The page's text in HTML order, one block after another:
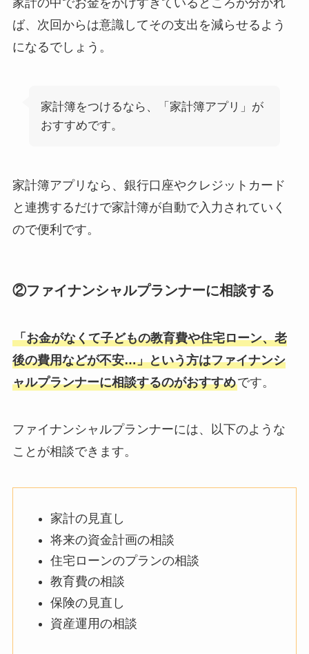
ば、次回からは意識してその支出を減らせるよう
になるでしょう。
家計簿をつけるなら、「家計簿アプリ」が
おすすめです。
家計簿アプリなら、銀行口座やクレジットカード
と連携するだけで家計簿が自動で入力されていく
ので便利です。
②ファイナンシャルプランナーに相談する
「お金がなくて子どもの教育費や住宅ローン、老
後の費用などが不安…」という方はファイナンシ
ャルプランナーに相談するのがおすすめです。
ファイナンシャルプランナーには、以下のような
ことが相談できます。
家計の見直し
将来の資金計画の相談
住宅ローンのプランの相談
教育費の相談
保険の見直し
資産運用の相談